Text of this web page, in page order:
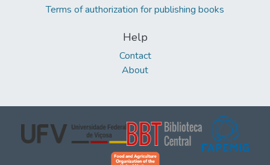
Terms of authorization for publishing books
Help
Contact
About